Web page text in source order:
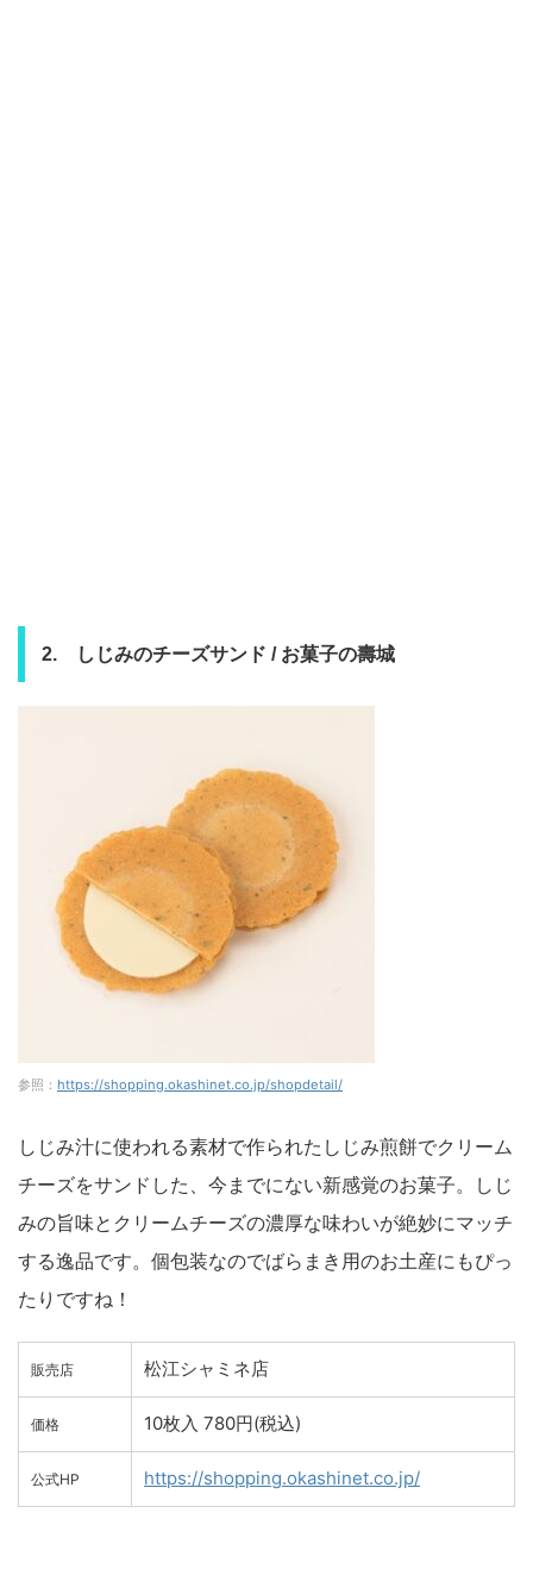
2. しじみのチーズサンド / お菓子の壽城
参照： https://shopping.okashinet.co.jp/shopdetail/
しじみ汁に使われる素材で作られたしじみ煎餅でクリーム
チーズをサンドした、今までにない新感覚のお菓子。しじ
みの旨味とクリームチーズの濃厚な味わいが絶妙にマッチ
する逸品です。個包装なのでばらまき用のお土産にもぴっ
たりですね！
販売店 松江シャミネ店
価格 10枚入 780円(税込)
公式HP https://shopping.okashinet.co.jp/